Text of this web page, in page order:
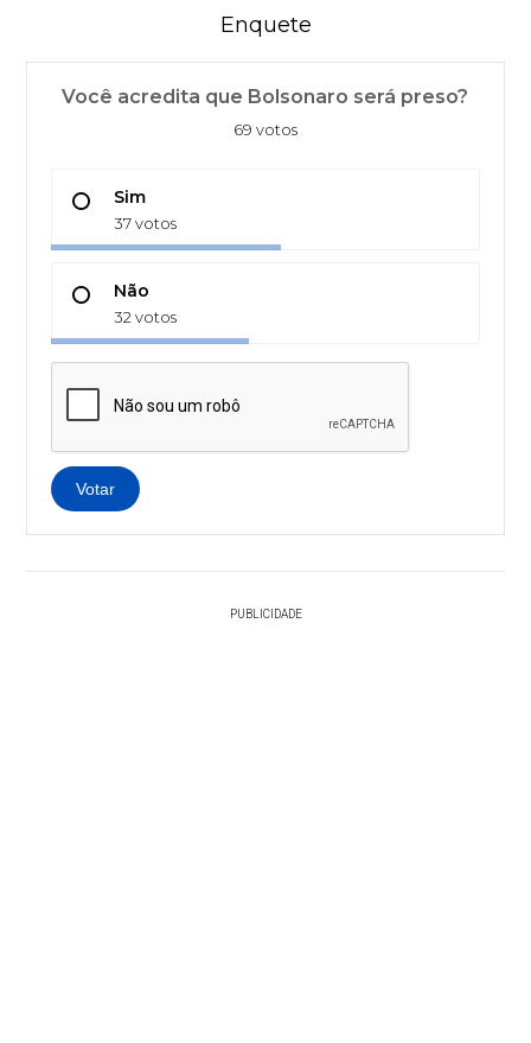
Enquete
Você acredita que Bolsonaro será preso?
69 votos
Sim
37 votos
Não
32 votos
Votar
PUBLICIDADE